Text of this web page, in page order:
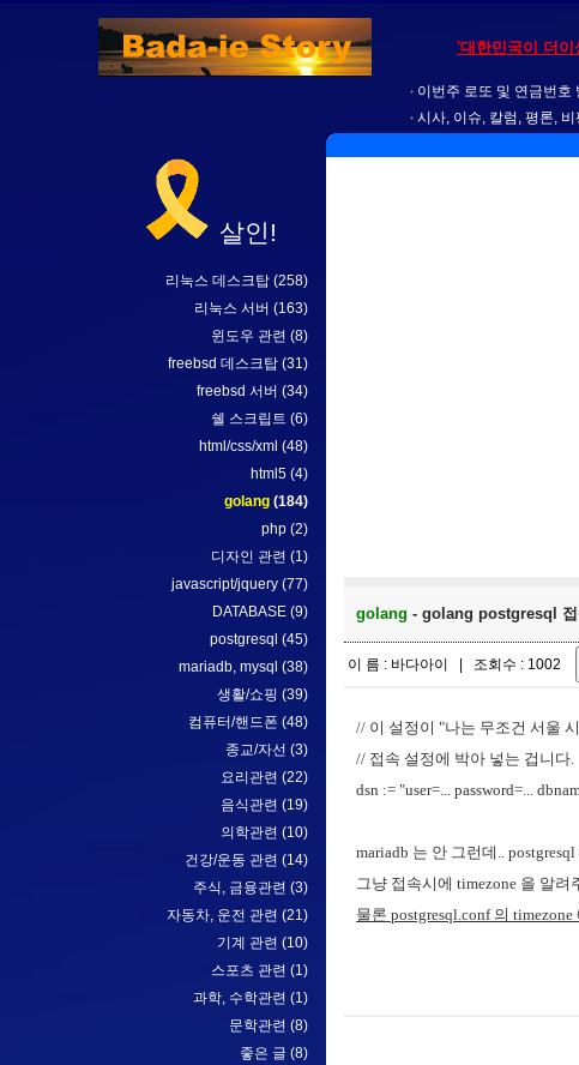
'대한민국이 더
이번주 로또 및 연금번호
시사, 이슈, 칼럼, 평론, 비
살인!
리눅스 데스크탑 (258)
리눅스 서버 (163)
윈도우 관련 (8)
freebsd 데스크탑 (31)
freebsd 서버 (34)
쉘 스크립트 (6)
html/css/xml (48)
html5 (4)
golang (184)
php (2)
디자인 관련 (1)
javascript/jquery (77)
DATABASE (9)
postgresql (45)
mariadb, mysql (38)
생활/쇼핑 (39)
컴퓨터/핸드폰 (48)
종교/자선 (3)
요리관련 (22)
음식관련 (19)
의학관련 (10)
건강/운동 관련 (14)
주식, 금융관련 (3)
자동차, 운전 관련 (21)
기계 관련 (10)
스포츠 관련 (1)
과학, 수학관련 (1)
문학관련 (8)
좋은 글 (8)
golang - golang postgresql 접
이 름 : 바다아이 | 조회수 : 1002
// 이 설정이 "나는 무조건 서울
// 접속 설정에 박아 넣는 겁니다.
dsn := "user=... password=...
mariadb 는 안 그런데..
그냥 접속시에 timezone 을 알려
물론 postgresql.conf 의